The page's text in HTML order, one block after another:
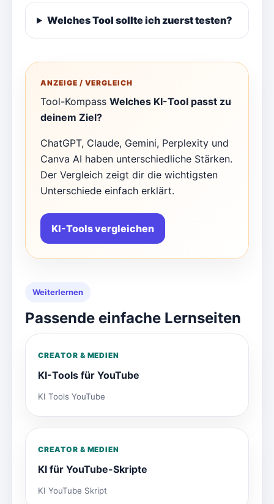
Welches Tool sollte ich zuerst testen?
ANZEIGE / VERGLEICH
Tool-Kompass Welches KI-Tool passt zu
deinem Ziel?
ChatGPT, Claude, Gemini, Perplexity und
Canva AI haben unterschiedliche Stärken.
Der Vergleich zeigt dir die wichtigsten
Unterschiede einfach erklärt.
KI-Tools vergleichen
Weiterlernen
Passende einfache Lernseiten
CREATOR & MEDIEN
KI-Tools für YouTube
KI Tools YouTube
CREATOR & MEDIEN
KI für YouTube-Skripte
KI YouTube Skript